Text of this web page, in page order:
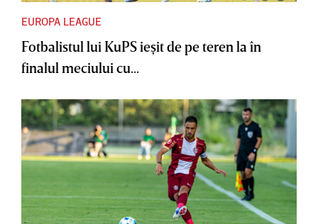
EUROPA LEAGUE
Fotbalistul lui KuPS ieşit de pe teren la în
finalul meciului cu...